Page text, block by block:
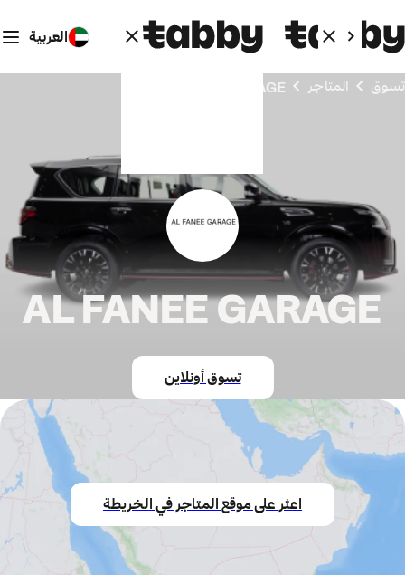
العربية
تسوق المتاجر AL FANEE GARAGE
AL FANEE GARAGE
تسوق أونلاين
اعثر على موقع المتاجر في الخريطة